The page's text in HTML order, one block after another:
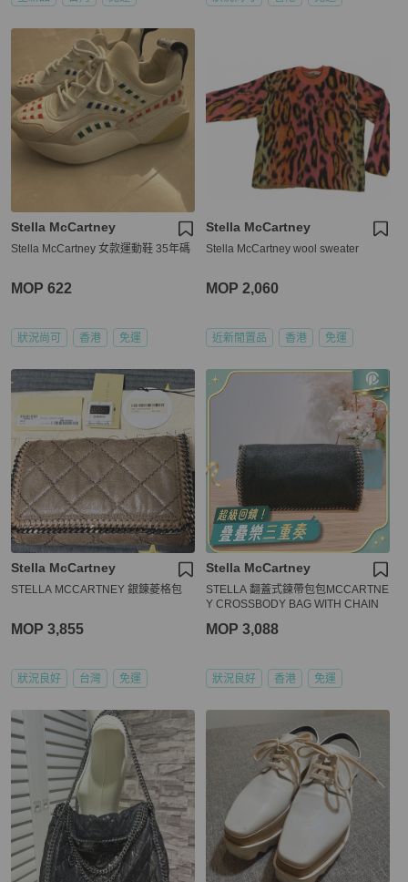
Stella McCartney
Stella McCartney 女款運動鞋 35年碼
MOP 622
狀況尚可 香港 免運
Stella McCartney
Stella McCartney wool sweater
MOP 2,060
近新閒置品 香港 免運
Stella McCartney
STELLA MCCARTNEY 銀錬菱格包
MOP 3,855
狀況良好 台灣 免運
Stella McCartney
STELLA 翻蓋式鍊帶包包MCCARTNE
Y CROSSBODY BAG WITH CHAIN
MOP 3,088
狀況良好 香港 免運